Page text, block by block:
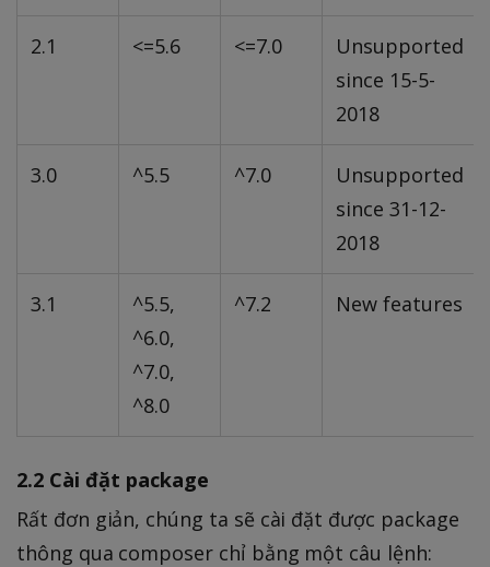
2.1 <=5.6 <=7.0
Unsupported
since 15-5-
2018
3.0 ^5.5 ^7.0
Unsupported
since 31-12-
2018
3.1
^5.5,
^6.0,
^7.0,
^8.0
^7.2 New features
2.2 Cài đặt package
Rất đơn giản, chúng ta sẽ cài đặt được package
thông qua composer chỉ bằng một câu lệnh: